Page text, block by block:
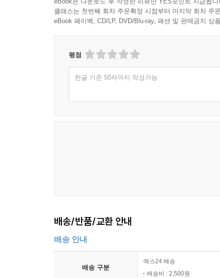
클래스는 첫번째 회차 주문확정 시점부터 마지막 회차 주
eBook 페이백, CD/LP, DVD/Blu-ray, 패션 및 판매금지 상
평점
한글 기준 50자까지 작성가능
배송/반품/교환 안내
배송 안내
배송 구분
예스24 배송
배송비 : 2,500원